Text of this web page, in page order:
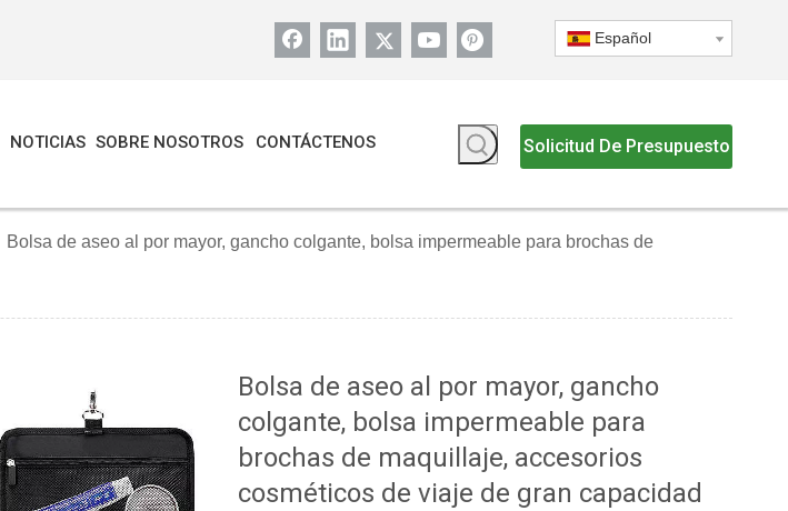
Español
NOTICIAS SOBRE NOSOTROS CONTÁCTENOS Solicitud De Presupuesto
Bolsa de aseo al por mayor, gancho colgante, bolsa impermeable para brochas de
Bolsa de aseo al por mayor, gancho
colgante, bolsa impermeable para
brochas de maquillaje, accesorios
cosméticos de viaje de gran capacidad